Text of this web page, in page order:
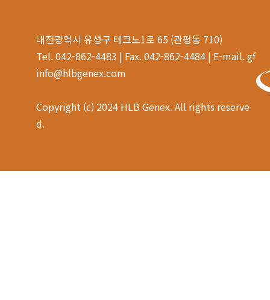
대전광역시 유성구 테크노1로 65 (관평동 710)
Tel. 042-862-4483 | Fax. 042-862-4484 | E-mail. gf
info@hlbgenex.com
Copyright (c) 2024 HLB Genex. All rights reserve
d.